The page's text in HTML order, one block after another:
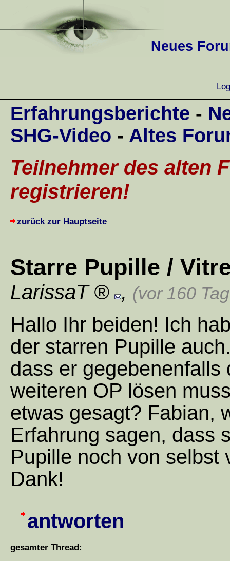
Neues
Erfahrungsberichte -
SHG-Video - Altes
Teilnehmer des alten
registrieren!
zurück zur Hauptseite
Starre Pupille /
LarissaT , (vor 160
Hallo Ihr beiden! Ich
der starren Pupille
dass er gegebenenfalls
weiteren OP lösen
etwas gesagt? Fabian,
Erfahrung sagen, dass
Pupille noch von selbst
Dank!
antworten
gesamter Thread: